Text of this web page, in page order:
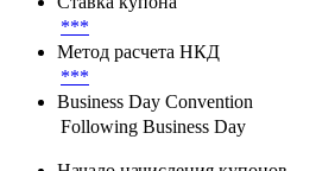
Базовая ставка
***
Ставка купона
***
Метод расчета НКД